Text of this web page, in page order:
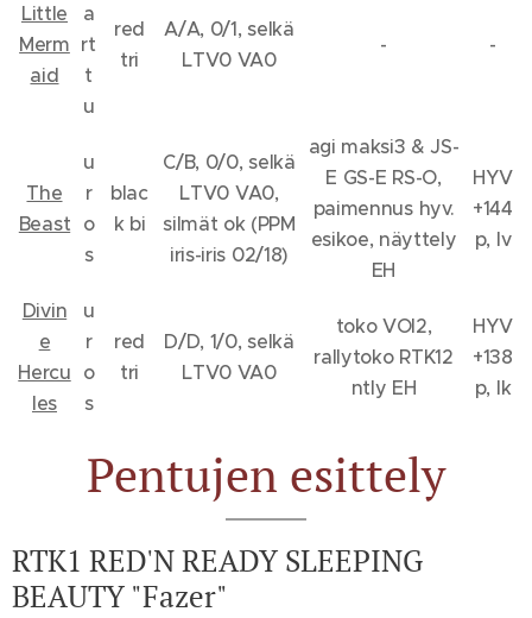
Little
Merm
aid
a
rt
t
u
red
tri
A/A, 0/1, selkä
LTV0 VA0
- -
The
Beast
u
r
o
s
blac
k bi
C/B, 0/0, selkä
LTV0 VA0,
silmät ok (PPM
iris-iris 02/18)
agi maksi3 & JS-
E GS-E RS-O,
paimennus hyv.
esikoe, näyttely
EH
HYV
+144
p, lv
Divin
e
Hercu
les
u
r
o
s
red
tri
D/D, 1/0, selkä
LTV0 VA0
toko VOI2,
rallytoko RTK12
ntly EH
HYV
+138
p, lk
Pentujen esittely
RTK1 RED'N READY SLEEPING
BEAUTY "Fazer"